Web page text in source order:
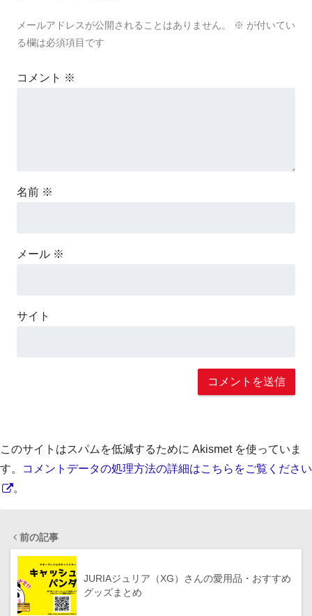
メールアドレスが公開されることはありません。 ※ が付いてい
る欄は必須項目です
コメント ※
名前 ※
メール ※
サイト
このサイトはスパムを低減するために Akismet を使っていま
す。
コメントデータの処理方法の詳細はこちらをご覧ください
。
前の記事
JURIAジュリア（XG）さんの愛用品・おすすめ
グッズまとめ